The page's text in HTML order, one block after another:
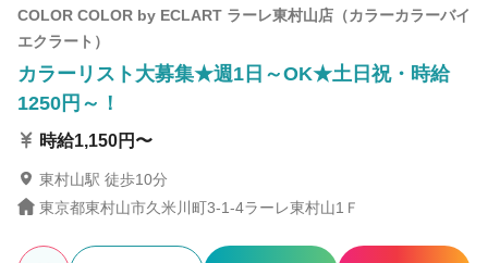
COLOR COLOR by ECLART ラーレ東村山店（カラーカラーバイ
エクラート）
カラーリスト大募集★週1日～OK★土日祝・時給
1250円～！
時給1,150円〜
東村山駅 徒歩10分
東京都東村山市久米川町3-1-4ラーレ東村山1Ｆ